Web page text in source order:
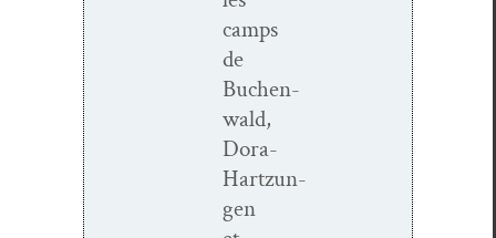
camps
de
Buchen­
wald,
Dora-
Hartzun­­
gen